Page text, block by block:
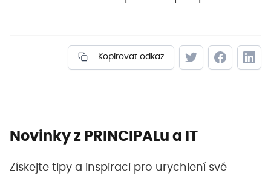
Kopírovat odkaz
Novinky z PRINCIPALu a IT
Získejte tipy a inspiraci pro urychlení své